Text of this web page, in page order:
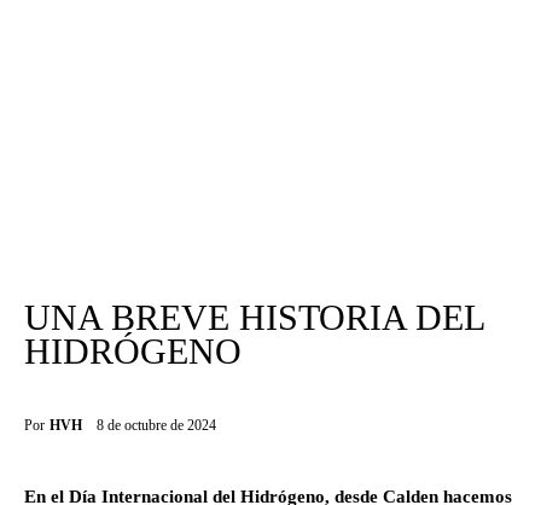
UNA BREVE HISTORIA DEL
HIDRÓGENO
Por HVH 8 de octubre de 2024
En el Día Internacional del Hidrógeno, desde Calden hacemos